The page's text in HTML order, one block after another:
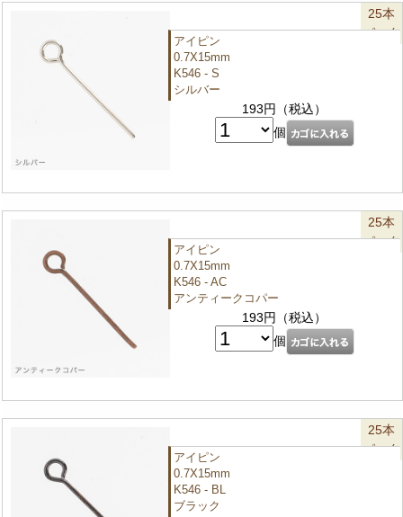
25本
パック
アイピン
0.7X15mm
K546 - S
シルバー
193円（税込）
個
25本
パック
アイピン
0.7X15mm
K546 - AC
アンティークコパー
193円（税込）
個
25本
パック
アイピン
0.7X15mm
K546 - BL
ブラック